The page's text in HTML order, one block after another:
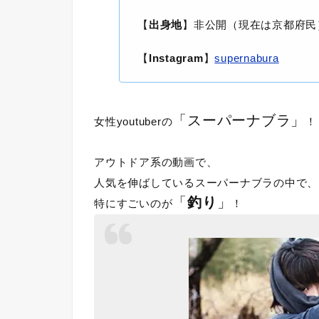
【 出身地】非公開（現在は京都府
【 Instagram】supernabura
女性youtuberの 「スーパーナブラ」 ！
アウトドア系の動画で、
人気を伸ばしているスーパーナブラの中で、
特にすごいのが
「釣り 」 ！